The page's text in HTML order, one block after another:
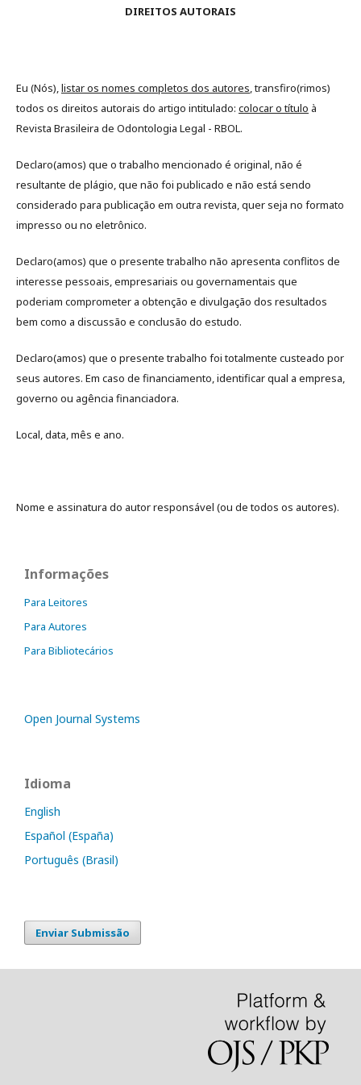
DIREITOS AUTORAIS
Eu (Nós),listar os nomes completos dos autores, transfiro(rimos)
todos os direitos autorais do artigo intitulado: colocar o título à
Revista Brasileira de Odontologia Legal - RBOL.
Declaro(amos) que o trabalho mencionado é original, não é
resultante de plágio, que não foi publicado e não está sendo
considerado para publicação em outra revista, quer seja no formato
impresso ou no eletrônico.
Declaro(amos) que o presente trabalho não apresenta conflitos de
interesse pessoais, empresariais ou governamentais que
poderiam comprometer a obtenção e divulgação dos resultados
bem como a discussão e conclusão do estudo.
Declaro(amos) que o presente trabalho foi totalmente custeado por
seus autores. Em caso de financiamento, identificar qual a empresa,
governo ou agência financiadora.
Local, data, mês e ano.
Nome e assinatura do autor responsável (ou de todos os autores).
Informações
Para Leitores
Para Autores
Para Bibliotecários
Open Journal Systems
Idioma
English
Español (España)
Português (Brasil)
Enviar Submissão